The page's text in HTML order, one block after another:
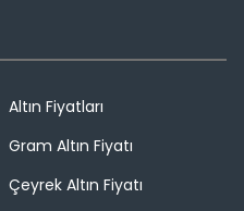
Altın Fiyatları
Gram Altın Fiyatı
Çeyrek Altın Fiyatı